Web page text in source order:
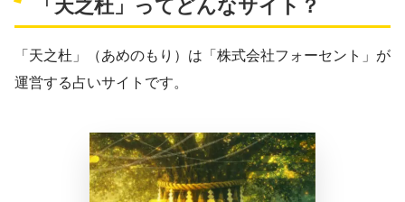
「天之杜」ってどんなサイト？
「天之杜」（あめのもり）は「株式会社フォーセント」が
運営する占いサイトです。